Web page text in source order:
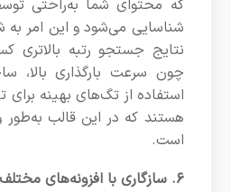
که محتوای شما به‌راحتی
شناسایی می‌شود و این امر
نتایج جستجو رتبه بالاتری
استفاده از تگ‌های بهینه برای
هستند که در این قالب
است.
۶. سازگاری با افزونه‌های مختلف